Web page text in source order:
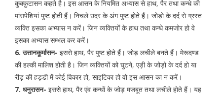
कुक्कुटासन कहते है। इस आसन के नियमित अभ्यास से हाथ, पैर तथा कन्धे की
मांसपेशियां पुष्ट होती हैं। निचले उदर के अंग पुष्ट होते हैं। जोड़ो के दर्द से ग्रस्त
व्यक्ति इसका अभ्यास न करें। जिन व्यक्तियों के हाथ तथा कन्धे कमजोर हो वे
इसका अभ्यास सम्भल कर करें।
6. उत्तानकूर्मासन- इससे हाथ, पैर पुष्ट होते हैं। जोड़ लचीले बनते हैं। मेरूदण्ड
की हल्की मालिश होती है। जिन व्यक्तियों को घुटने, एड़ी के जोड़ो के दर्द हो या
रीड़ की हड्डी में कोई विकार हो, साइटिका हो वो इस आसन का न करें।
7. धनुरासन- इससे हाथ, पैर एंव कन्धों के जोड़ मजबूत तथा लचीले होते हैं। यह